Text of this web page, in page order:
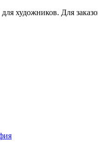
художников. Для